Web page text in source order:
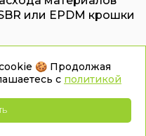
или EPDM крошки
завод
🍪 Продолжая
с политикой